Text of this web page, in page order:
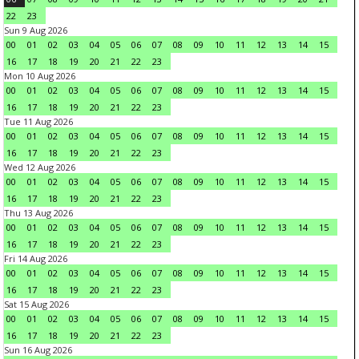
22
23
Sun 9 Aug 2026
00
01 02 03 04 05 06 07 08 09 10 11 12 13 14
15
16
17 18 19 20 21 22
23
Mon 10 Aug 2026
00
01 02 03 04 05 06 07 08 09 10 11 12 13 14
15
16
17 18 19 20 21 22
23
Tue 11 Aug 2026
00
01 02 03 04 05 06 07 08 09 10 11 12 13 14
15
16
17 18 19 20 21 22
23
Wed 12 Aug 2026
00
01 02 03 04 05 06 07 08 09 10 11 12 13 14
15
16
17 18 19 20 21 22
23
Thu 13 Aug 2026
00
01 02 03 04 05 06 07 08 09 10 11 12 13 14
15
16
17 18 19 20 21 22
23
Fri 14 Aug 2026
00
01 02 03 04 05 06 07 08 09 10 11 12 13 14
15
16
17 18 19 20 21 22
23
Sat 15 Aug 2026
00
01 02 03 04 05 06 07 08 09 10 11 12 13 14
15
16
17 18 19 20 21 22
23
Sun 16 Aug 2026